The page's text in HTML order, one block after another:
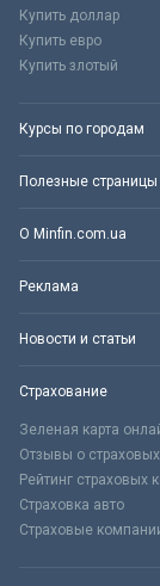
Купить доллар
Купить евро
Купить злотый
Курсы по городам
Полезные страницы
О Minfin.com.ua
Реклама
Новости и статьи
Страхование
Зеленая карта
Отзывы о
Рейтинг страховых
Страховка авто
Страховые